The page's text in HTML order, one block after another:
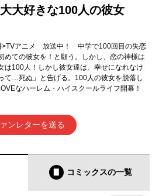
大好きな100人の彼女
>TVアニメ 放送中！ 中学で100回目の失恋
めての彼女を！と願う。しかし、恋の神様は
は100人！しかし彼女達は、幸せになれなけ
て…死ぬ」と告げる。100人の彼女を脱落し
なハーレム・ハイスクールライフ開幕！
ンレターを送る
コミックスの一覧